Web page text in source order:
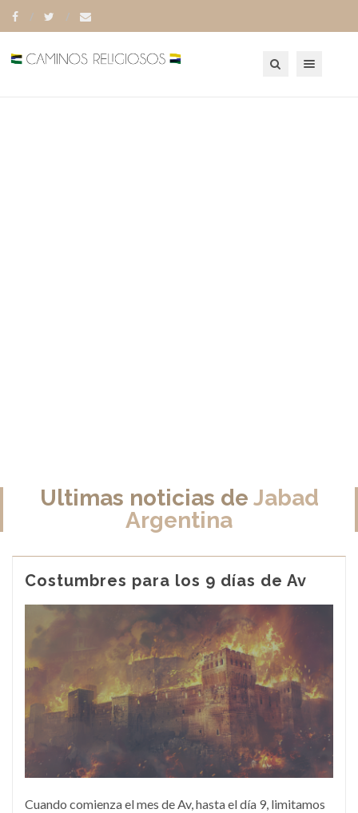
Ultimas noticias de Jabad
Argentina
Costumbres para los 9 días de Av
Cuando comienza el mes de Av, hasta el día 9, limitamos